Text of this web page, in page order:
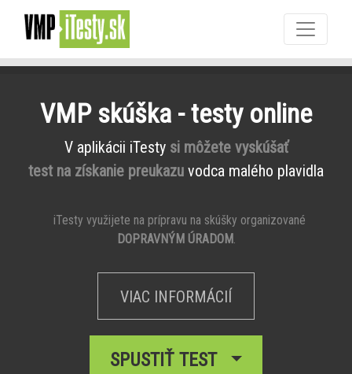
VMP skúška - testy online
V aplikácii iTesty si môžete vyskúšať
test na získanie preukazu vodca malého plavidla
iTesty využijete na prípravu na skúšky organizované
DOPRAVNÝM ÚRADOM.
VIAC INFORMÁCIÍ
SPUSTIŤ TEST